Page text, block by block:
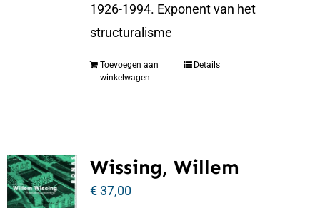
1926-1994. Exponent van het
structuralisme
Toevoegen aan
winkelwagen
Details
Wissing, Willem
€37,00